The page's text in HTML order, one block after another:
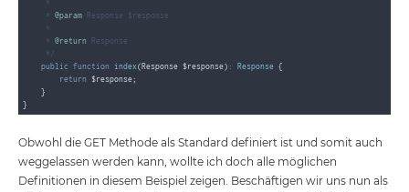
     *
     *
@param Response $response
     *
     *
@return Response
     */
public function index (Response $response) : Response {
return $response;
    }
Obwohl die GET Methode als Standard definiert ist und somit auch
weggelassen werden kann, wollte ich doch alle möglichen
Definitionen in diesem Beispiel zeigen. Beschäftigen wir uns nun als